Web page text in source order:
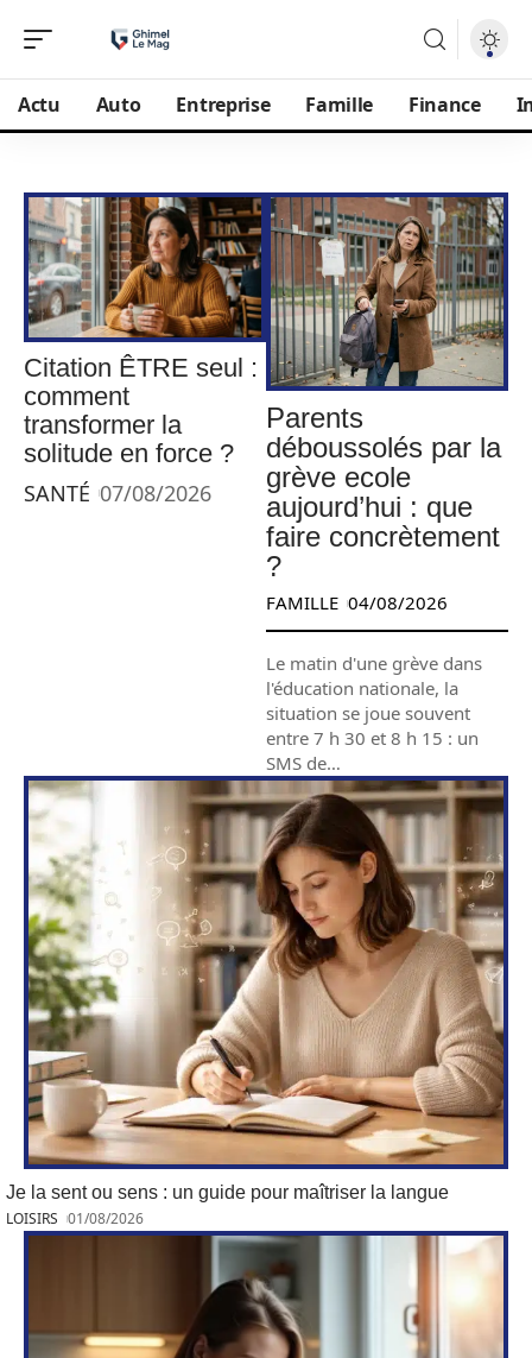
Actu Auto Entreprise Famille Finance
Citation ÊTRE seul :
comment
transformer la
solitude en force ?
SANTÉ 07/08/2026
Parents
déboussolés par la
grève ecole
aujourd’hui : que
faire concrètement
?
FAMILLE 04/08/2026
Le matin d'une grève dans
l'éducation nationale, la
situation se joue souvent
entre 7 h 30 et 8 h 15 : un
SMS de…
Je la sent ou sens : un guide pour maîtriser la langue
LOISIRS 01/08/2026